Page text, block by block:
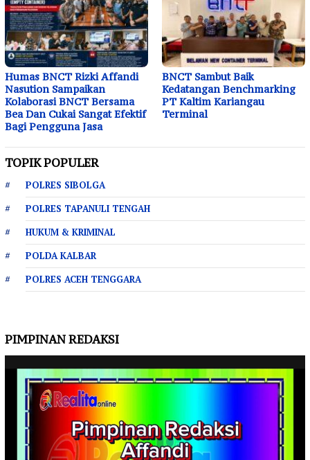
Humas BNCT Rizki Affandi
Nasution Sampaikan
Kolaborasi BNCT Bersama
Bea Dan Cukai Sangat Efektif
Bagi Pengguna Jasa
BNCT Sambut Baik
Kedatangan Benchmarking
PT Kaltim Kariangau
Terminal
TOPIK POPULER
POLRES SIBOLGA
POLRES TAPANULI TENGAH
HUKUM & KRIMINAL
POLDA KALBAR
POLRES ACEH TENGGARA
PIMPINAN REDAKSI